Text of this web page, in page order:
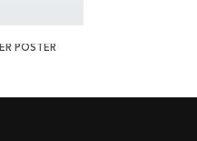
POSTER